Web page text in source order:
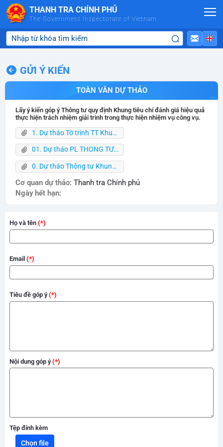
Skip to Main Content
THANH TRA CHÍNH PHỦ
The Government Inspectorate of Vietnam
GỬI Ý KIẾN
TOÀN VĂN DỰ THẢO
Lấy ý kiến góp ý Thông tư quy định Khung tiêu chí đánh giá hiệu quả
thực hiện trách nhiệm giải trình trong thực hiện nhiệm vụ công vụ.
1. Dự thảo Tờ trình TT Khung tiêu chí 15-5-2026.docx
01. Dự thảo PL THÔNG TƯ KHUNG TC 15-5-2026.docx
0. Dự thảo Thông tư Khung TC 15.5.26.docx
Cơ quan dự thảo: Thanh tra Chính phủ
Ngày hết hạn:
Họ và tên
Email
Tiêu đề góp ý
Nội dung góp ý
Tệp đính kèm
Chọn file